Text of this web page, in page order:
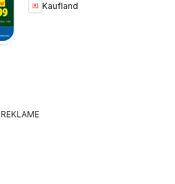
Kaufland
REKLAME